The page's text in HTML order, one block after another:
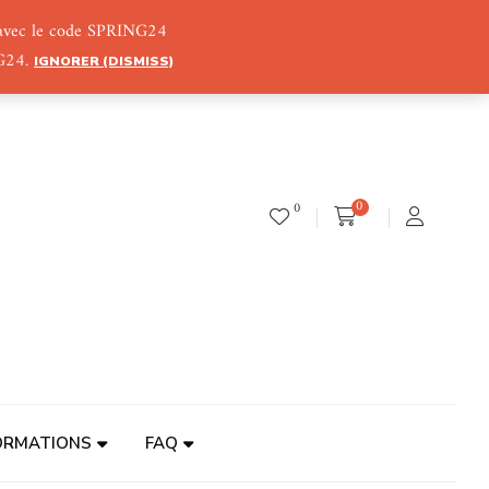
le code SPRING24
IGNORER (DISMISS)
0 0
FAQ